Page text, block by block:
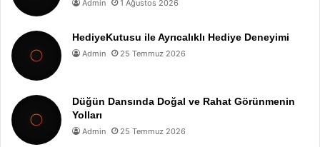
Admin 1 Ağustos 2026
HediyeKutusu ile Ayrıcalıklı Hediye Deneyimi
Admin 25 Temmuz 2026
Düğün Dansında Doğal ve Rahat Görünmenin
Yolları
Admin 25 Temmuz 2026